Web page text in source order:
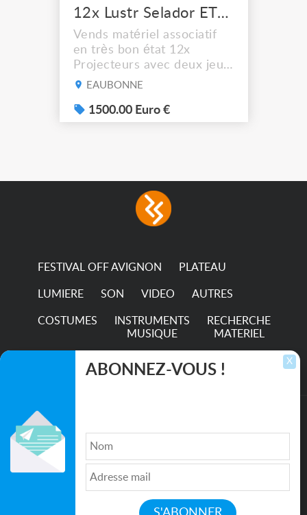
12x Lustr Selador ETC Led 7x colors filtres
Vends matériel associatif
en très bon état 12x
Projecteurs avec deux jeux
de filtre filtre Lustr Selador
system – seven colour
LEDs providing the
consumption The
permanence of a 50,000-
EAUBONNE
1500.00 Euro €
FESTIVAL OFF AVIGNON PLATEAU
LUMIERE SON VIDEO AUTRES
COSTUMES
INSTRUMENTS
MUSIQUE
RECHERCHE
MATERIEL
TRANSPORTS
Qui sommes nous ?| Médias
Politique de confidentialité| Partenaires|
Mentions légales
X
ABONNEZ-VOUS !